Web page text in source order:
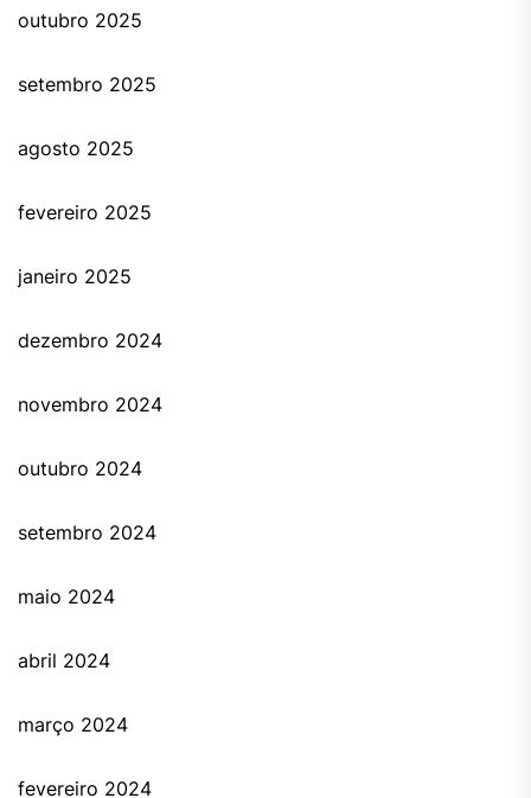
outubro 2025
setembro 2025
agosto 2025
fevereiro 2025
janeiro 2025
dezembro 2024
novembro 2024
outubro 2024
setembro 2024
maio 2024
abril 2024
março 2024
fevereiro 2024